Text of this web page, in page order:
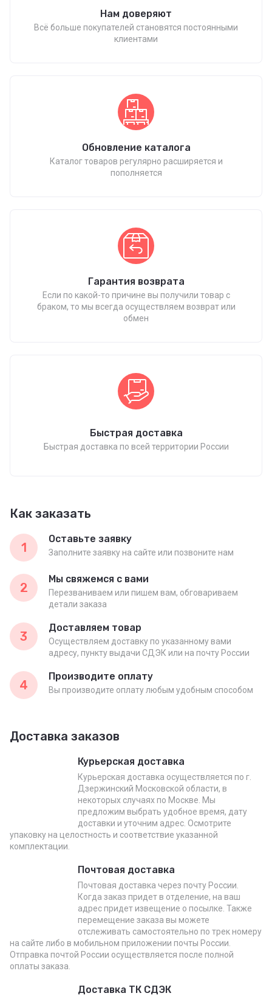
Нам доверяют
Всё больше покупателей становятся постоянными
клиентами
Обновление каталога
Каталог товаров регулярно расширяется и
пополняется
Гарантия возврата
Если по какой-то причине вы получили товар с
браком, то мы всегда осуществляем возврат или
обмен
Быстрая доставка
Быстрая доставка по всей территории России
Как заказать
1
Оставьте заявку
Заполните заявку на сайте или позвоните нам
2
Мы свяжемся с вами
Перезваниваем или пишем вам, обговариваем
детали заказа
3
Доставляем товар
Осуществляем доставку по указанному вами
адресу, пункту выдачи СДЭК или на почту России
4
Производите оплату
Вы производите оплату любым удобным способом
Доставка заказов
Курьерская доставка
Курьерская доставка осуществляется по г.
Дзержинский Московской области, в
некоторых случаях по Москве. Мы
предложим выбрать удобное время, дату
доставки и уточним адрес. Осмотрите
упаковку на целостность и соответствие указанной
комплектации.
Почтовая доставка
Почтовая доставка через почту России.
Когда заказ придет в отделение, на ваш
адрес придет извещение о посылке. Также
перемещение заказа вы можете
отслеживать самостоятельно по трек номеру
на сайте либо в мобильном приложении почты России.
Отправка почтой России осуществляется после полной
оплаты заказа.
Доставка ТК СДЭК